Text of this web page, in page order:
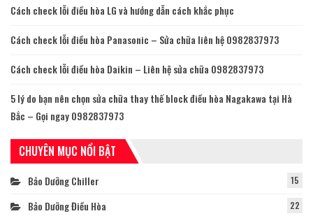
Cách check lỗi điều hòa LG và hướng dẫn cách khắc phục
Cách check lỗi điều hòa Panasonic – Sửa chữa liên hệ 0982837973
Cách check lỗi điều hòa Daikin – Liên hệ sửa chữa 0982837973
5 lý do bạn nên chọn sửa chữa thay thế block điều hòa Nagakawa tại Hà
Bắc – Gọi ngay 0982837973
CHUYÊN MỤC NỔI BẬT
Bảo Dưỡng Chiller 15
Bảo Dưỡng Điều Hòa 22